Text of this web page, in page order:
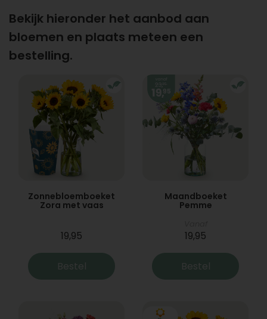
Bekijk hieronder het aanbod aan
bloemen en plaats meteen een
bestelling.
Zonnebloemboeket
Zora met vaas
19,95
Bestel
Maandboeket
Pemme
19,95
Bestel